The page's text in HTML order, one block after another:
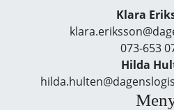
Klara
073-653
Hilda